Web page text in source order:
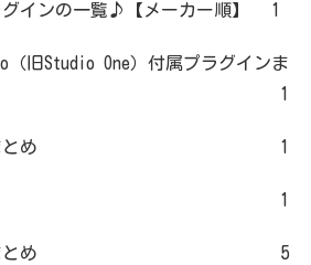
インの一覧♪【メーカー順】
1
（旧Studio One）付属プラグインま
1
め 1
1
め 5